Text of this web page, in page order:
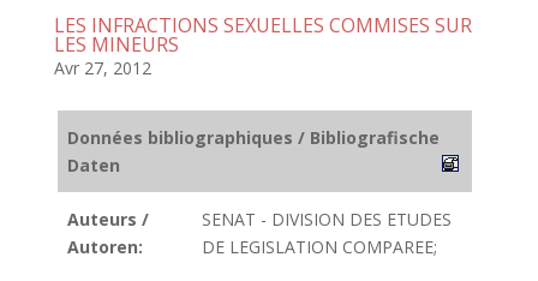
LES INFRACTIONS SEXUELLES COMMISES SUR
LES MINEURS
Avr 27, 2012
Données bibliographiques / Bibliografische
Daten
Auteurs /
Autoren:
SENAT - DIVISION DES ETUDES
DE LEGISLATION COMPAREE;